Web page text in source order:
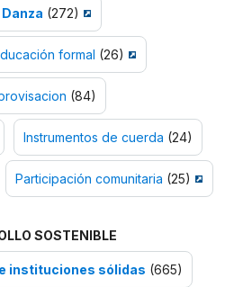
Danza (272)
formal (26)
(84)
Instrumentos de cuerda (24)
Participación comunitaria (25)
SOSTENIBLE
instituciones sólidas (665)